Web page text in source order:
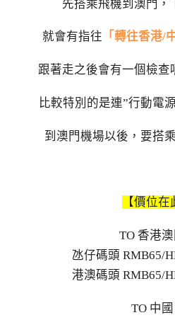
先搭乘飛機到澳門，
就會有指往 「轉往香港/
跟著走之後會有一個檢查
比較特別的是連”行動電
到澳門機場以後，要搭
【價位在
TO 香港澳
氹仔碼頭 RMB65/
港澳碼頭 RMB65/
TO 中國